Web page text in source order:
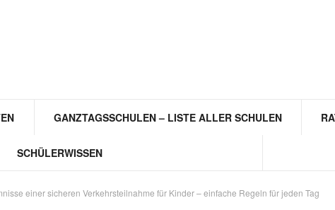
GANZTAGSSCHULEN – LISTE ALLER SCHULEN
SCHÜLERWISSEN
einer sicheren Verkehrsteilnahme für Kinder – einfache Regeln für jeden Tag